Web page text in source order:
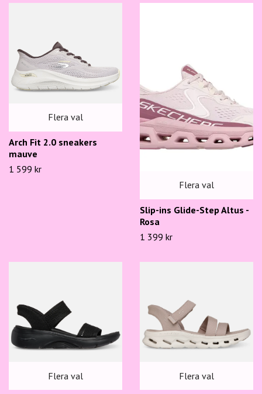
Flera val
Arch Fit 2.0 sneakers
mauve
1 599 kr
Flera val
Slip-ins Glide-Step Altus -
Rosa
1 399 kr
Flera val Flera val